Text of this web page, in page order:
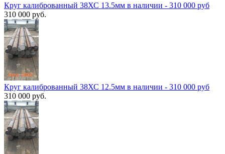
Круг калиброванный 38ХС 13.5мм в наличии - 310 000 руб
310 000 руб.
Круг калиброванный 38ХС 12.5мм в наличии - 310 000 руб
310 000 руб.